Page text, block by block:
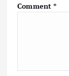
Comment*